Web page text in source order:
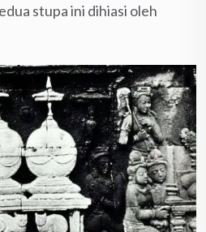
stupa ini dihiasi oleh